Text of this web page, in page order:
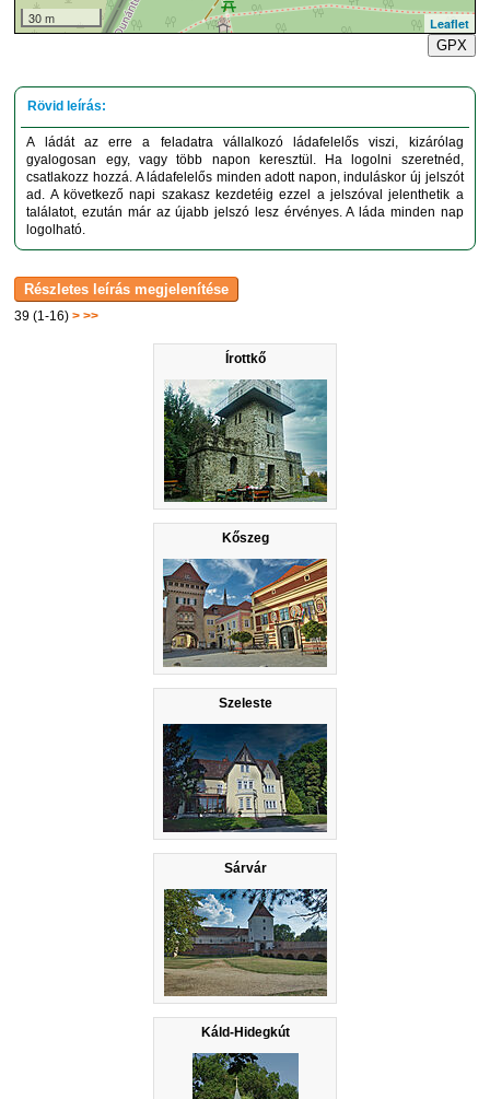
39 (1-16)> >>
Írottkő
Kőszeg
Szeleste
Sárvár
Káld-Hidegkút
30 m
Leaflet
GPX
A ládát az erre a feladatra vállalkozó ládafelelős viszi, kizárólag
gyalogosan egy, vagy több napon keresztül. Ha logolni szeretnéd,
csatlakozz hozzá. A ládafelelős minden adott napon, induláskor új jelszót
ad. A következő napi szakasz kezdetéig ezzel a jelszóval jelenthetik a
találatot, ezután már az újabb jelszó lesz érvényes. A láda minden nap
logolható.